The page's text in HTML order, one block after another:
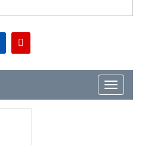
Toggle